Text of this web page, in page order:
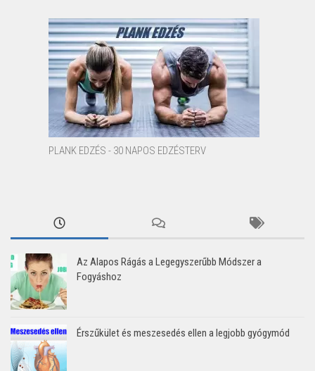
PLANK EDZÉS - 30 NAPOS EDZÉSTERV
Az Alapos Rágás a Legegyszerűbb Módszer a
Fogyáshoz
Érszűkület és meszesedés ellen a legjobb gyógymód